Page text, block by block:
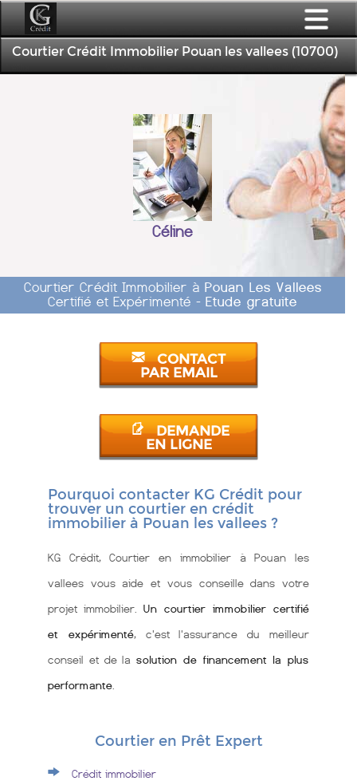
Courtier Crédit Immobilier Pouan les vallees (10700)
Céline
Courtier Crédit Immobilier à Pouan Les Vallees
Certifié et Expérimenté - Etude gratuite
CONTACT
PAR EMAIL
DEMANDE
EN LIGNE
Pourquoi contacter KG Crédit pour
trouver un courtier en crédit
immobilier à Pouan les vallees ?
KG Crédit, Courtier en immobilier à Pouan les
vallees vous aide et vous conseille dans votre
projet immobilier. Un courtier immobilier certifié
et expérimenté, c'est l'assurance du meilleur
conseil et de la solution de financement la plus
performante
Courtier en Prêt Expert
Crédit immobilier